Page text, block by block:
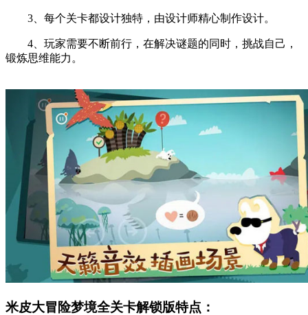
3、每个关卡都设计独特，由设计师精心制作设计。
4、玩家需要不断前行，在解决谜题的同时，挑战自己，
锻炼思维能力。
米皮大冒险梦境全关卡解锁版特点：